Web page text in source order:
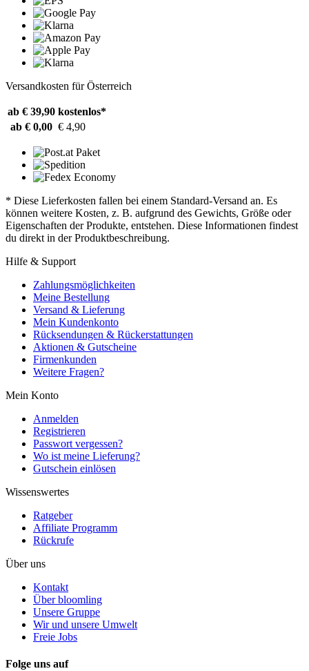
Versandkosten für Österreich
ab € 39,90 kostenlos*
ab € 0,00 € 4,90
* Diese Lieferkosten fallen bei einem Standard-Versand an. Es
können weitere Kosten, z. B. aufgrund des Gewichts, Größe oder
Eigenschaften der Produkte, entstehen. Diese Informationen findest
du direkt in der Produktbeschreibung.
Hilfe & Support
Zahlungsmöglichkeiten
Meine Bestellung
Versand & Lieferung
Mein Kundenkonto
Rücksendungen & Rückerstattungen
Aktionen & Gutscheine
Firmenkunden
Weitere Fragen?
Mein Konto
Anmelden
Registrieren
Passwort vergessen?
Wo ist meine Lieferung?
Gutschein einlösen
Wissenswertes
Ratgeber
Affiliate Programm
Rückrufe
Über uns
Kontakt
Über bloomling
Unsere Gruppe
Wir und unsere Umwelt
Freie Jobs
Folge uns auf